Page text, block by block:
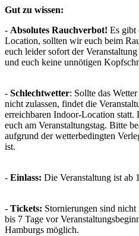
Gut zu wissen:
- Absolutes Rauchverbot! Es gibt
Location, sollten wir euch beim
euch leider sofort der
und euch keine unnötigen
- Schlechtwetter: Sollte das
nicht zulassen, findet die
erreichbaren Indoor-Location
euch am Veranstaltungstag. Bitte
aufgrund der wetterbedingten
ist.
- Einlass: Die Veranstaltung ist ab
- Tickets: Stornierungen sind
bis 7 Tage vor
Hamburgs möglich.